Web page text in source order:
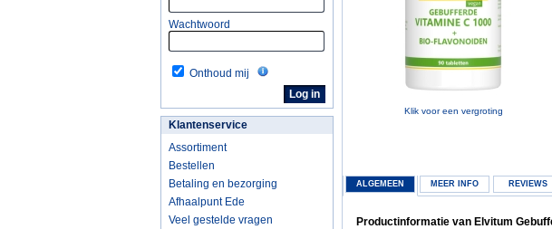
Wachtwoord
Onthoud mij
Klantenservice
Assortiment
Bestellen
Betaling en bezorging
Afhaalpunt Ede
Veel gestelde vragen
Klik voor een vergroting
ALGEMEEN MEER INFO REVIEWS
Productinformatie van Elvitum